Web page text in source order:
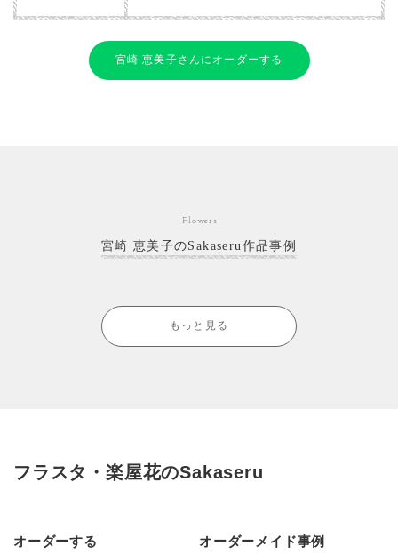
宮崎 恵美子さんにオーダーする
Flowers
宮崎 恵美子のSakaseru作品事例
もっと見る
フラスタ・楽屋花のSakaseru
オーダーする オーダーメイド事例